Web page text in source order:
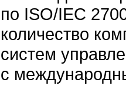
по ISO/IEC
количество
систем
с